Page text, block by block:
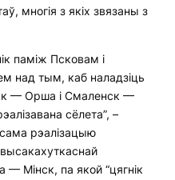
многія з якіх звязаны з
паміж Псковам і
над тым, каб наладзіць
— Орша і Смаленск —
сёлета”, –
рэалізацыю
— Мінск, па якой “цягнік